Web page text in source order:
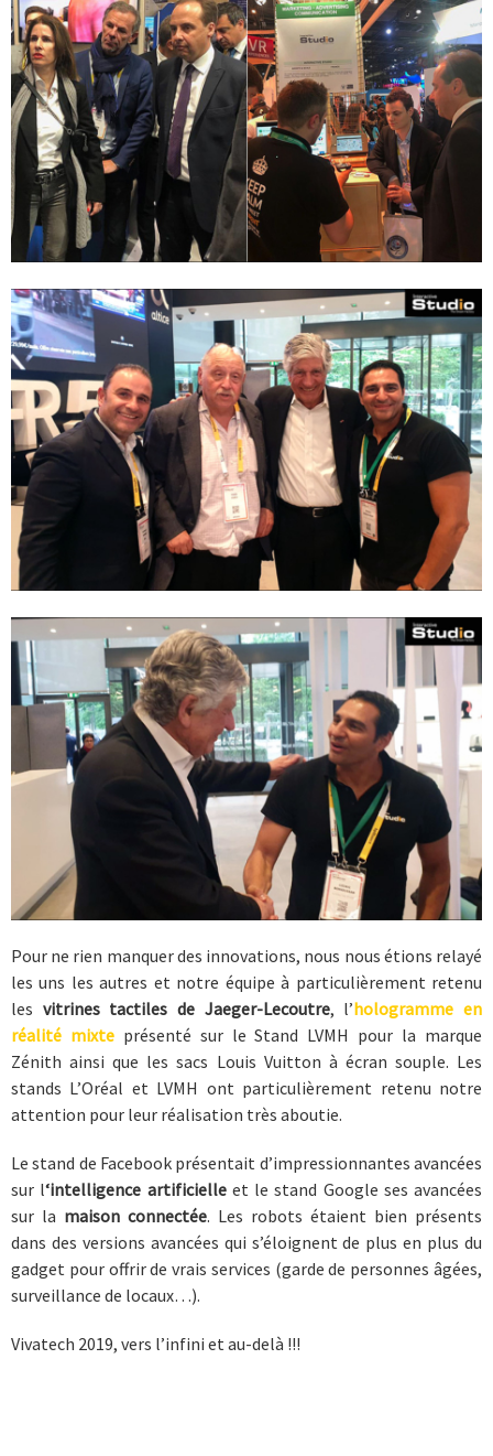
Pour ne rien manquer des innovations, nous nous étions relayé
les uns les autres et notre équipe à particulièrement retenu
les vitrines tactiles de Jaeger-Lecoutre, l’hologramme en
réalité mixteprésenté sur le Stand LVMH pour la marque
Zénith ainsi que les sacs Louis Vuitton à écran souple. Les
stands L’Oréal et LVMH ont particulièrement retenu notre
attention pour leur réalisation très aboutie.
Le stand de Facebook présentait d’impressionnantes avancées
sur l‘intelligence artificielleet le stand Google ses avancées
sur la maison connectée. Les robots étaient bien présents
dans des versions avancées qui s’éloignent de plus en plus du
gadget pour offrir de vrais services (garde de personnes âgées,
surveillance de locaux…).
Vivatech 2019, vers l’infini et au-delà !!!